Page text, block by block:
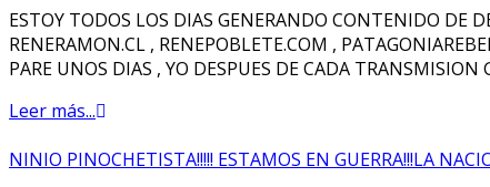
ESTOY TODOS LOS DIAS GENERANDO CONTENIDO DE
RENERAMON.CL , RENEPOBLETE.COM ,
PARE UNOS DIAS , YO DESPUES DE CADA
Leer más...
NINIO PINOCHETISTA!!!!! ESTAMOS EN GUERRA!!!LA